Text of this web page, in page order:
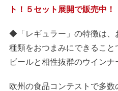
ト！５セット展開で販売中！
◆「レギュラー」の特徴は、
種類をおつまみにできること
ビールと相性抜群のウイン
欧州の食品コンテストで多